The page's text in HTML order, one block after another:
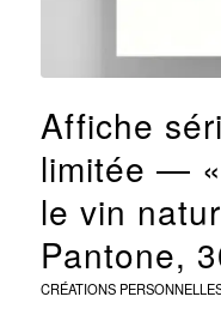
Affiche
limitée —
le vin
Pantone,
CRÉATIONS